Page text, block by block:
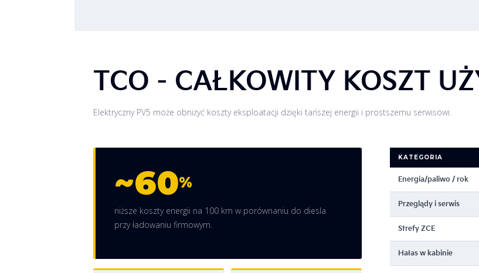
TCO - CAŁKOWITY KOSZT
Elektryczny PV5 może obniżyć koszty eksploatacji dzięki tańszej energii i prostszemu serwisowi.
~60%
niższe koszty energii na 100 km w porównaniu do diesla
przy ładowaniu firmowym.
KATEGORIA
Energia/paliwo / rok
Przeglądy i serwis
Strefy ZCE
Hałas w kabinie